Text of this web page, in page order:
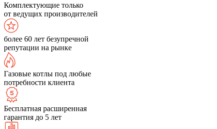
Комплектующие только
от ведущих производителей
более 60 лет безупречной
репутации на рынке
Газовые котлы под любые
потребности клиента
Бесплатная расширенная
гарантия до 5 лет